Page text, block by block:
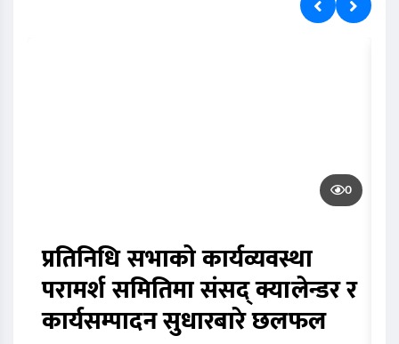
0
प्रतिनिधि सभाको कार्यव्यवस्था
परामर्श समितिमा संसद् क्यालेन्डर र
कार्यसम्पादन सुधारबारे छलफल